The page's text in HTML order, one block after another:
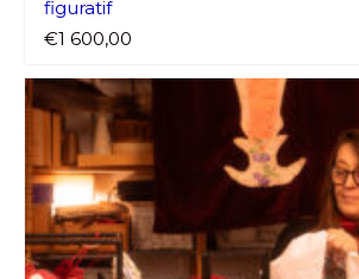
figuratif
€1 600,00